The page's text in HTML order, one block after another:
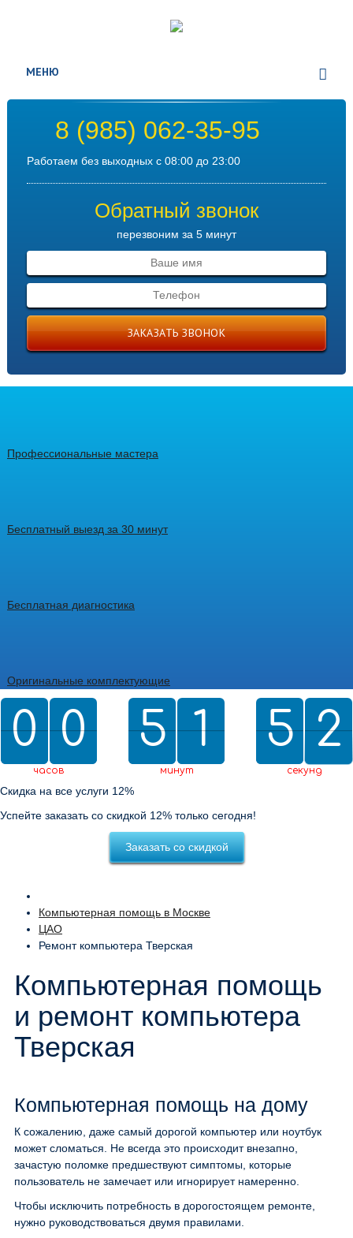
МЕНЮ
8 (985) 062-35-95
Работаем без выходных с 08:00 до 23:00
Обратный звонок
перезвоним за 5 минут
ЗАКАЗАТЬ ЗВОНОК
Профессиональные мастера
Бесплатный выезд за 30 минут
Бесплатная диагностика
Оригинальные комплектующие
0
0 0
0
часов
5
5 2
1
1
2
минут
0
5
5
0 2
1
1
2
секунд
Скидка на все услуги 12%
Успейте заказать со скидкой 12% только сегодня!
Заказать со скидкой
Компьютерная помощь в Москве
ЦАО
Ремонт компьютера Тверская
Компьютерная помощь
и ремонт компьютера
Тверская
Компьютерная помощь на дому
К сожалению, даже самый дорогой компьютер или ноутбук
может сломаться. Не всегда это происходит внезапно,
зачастую поломке предшествуют симптомы, которые
пользователь не замечает или игнорирует намеренно.
Чтобы исключить потребность в дорогостоящем ремонте,
нужно руководствоваться двумя правилами.